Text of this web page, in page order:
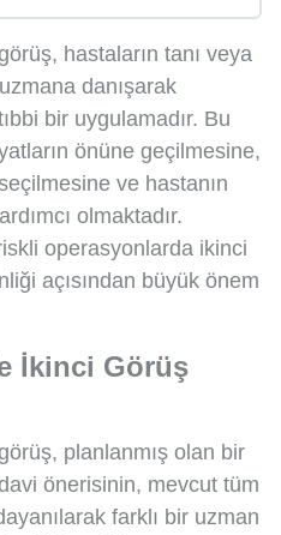
hastaların tanı veya
danışarak
bir uygulamadır. Bu
önüne geçilmesine,
ve hastanın
olmaktadır.
operasyonlarda ikinci
açısından büyük önem
İkinci Görüş
planlanmış olan bir
önerisinin, mevcut tüm
farklı bir uzman